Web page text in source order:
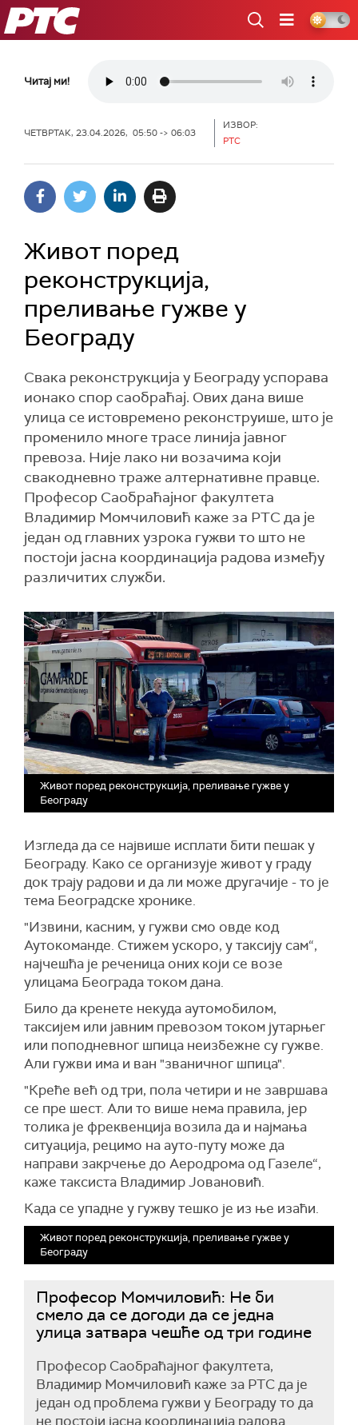
РТС
Читај ми!
ЧЕТВРТАК, 23.04.2026, 05:50 -> 06:03
ИЗВОР:
РТС
Живот поред
реконструкција,
преливање гужве у
Београду
Свака реконструкција у Београду успорава
ионако спор саобраћај. Ових дана више
улица се истовремено реконструише, што је
променило многе трасе линија јавног
превоза. Није лако ни возачима који
свакодневно траже алтернативне правце.
Професор Саобраћајног факултета
Владимир Момчиловић каже за РТС да је
један од главних узрока гужви то што не
постоји јасна координација радова између
различитих служби.
Живот поред реконструкција, преливање гужве у
Београду
Изгледа да се највише исплати бити пешак у
Београду. Како се организује живот у граду
док трају радови и да ли може другачије - то је
тема Београдске хронике.
"Извини, касним, у гужви смо овде код
Аутокоманде. Стижем ускоро, у таксију сам“,
најчешћа је реченица оних који се возе
улицама Београда током дана.
Било да кренете некуда аутомобилом,
таксијем или јавним превозом током јутарњег
или поподневног шпица неизбежне су гужве.
Али гужви има и ван "званичног шпица".
"Креће већ од три, пола четири и не завршава
се пре шест. Али то више нема правила, јер
толика је фреквенција возила да и најмања
ситуација, рецимо на ауто-путу може да
направи закрчење до Аеродрома од Газеле“,
каже таксиста Владимир Јовановић.
Када се упадне у гужву тешко је из ње изаћи.
Живот поред реконструкција, преливање гужве у
Београду
Професор Момчиловић: Не би
смело да се догоди да се једна
улица затвара чешће од три године
Професор Саобраћајног факултета,
Владимир Момчиловић каже за РТС да је
један од проблема гужви у Београду то да
не постоји јасна координација радова